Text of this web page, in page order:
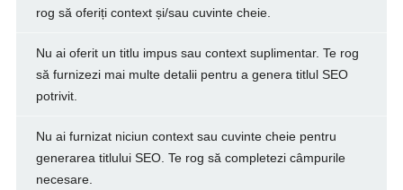
rog să oferiți context și/sau cuvinte cheie.
Nu ai oferit un titlu impus sau context suplimentar. Te rog
să furnizezi mai multe detalii pentru a genera titlul SEO
potrivit.
Nu ai furnizat niciun context sau cuvinte cheie pentru
generarea titlului SEO. Te rog să completezi câmpurile
necesare.